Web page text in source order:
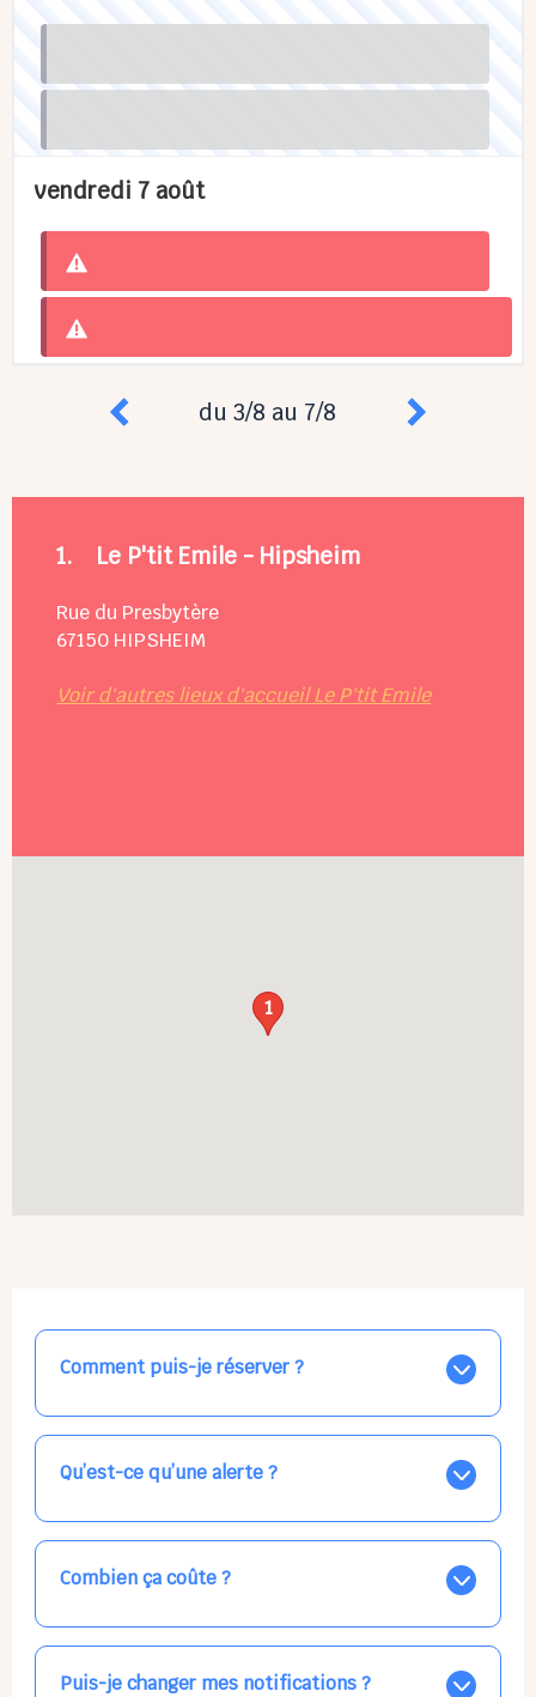
vendredi 7 août
du 3/8 au 7/8
1. Le P'tit Emile - Hipsheim
Rue du Presbytère
67150 HIPSHEIM
Voir d'autres lieux d'accueil Le P'tit Emile
1
Comment puis-je réserver ?
Nos places libres au quotidien sont affichées jour par
jour dans le calendrier ci-dessus, EN BLEU. Tapez sur
celle qui vous intéresse, choisissez vos horaires, et la
confirmation est immédiate ! Vos accueils
Qu’est-ce qu’une alerte ?
Vous avez besoin d'une solution d'accueil pour une
date précise, ou pour un jour régulier dans la semaine,
mais les places disponibles EN BLEU ne correspondent
pas ? Créez une alerte ponctuelle ou récurrente, ainsi
Combien ça coûte ?
Votre accueil est normalement facturé par la direction
de la crèche, en fin de mois, selon votre taux horaire
habituel. N'hésitez pas à confirmer directement avec
Puis-je changer mes notifications ?